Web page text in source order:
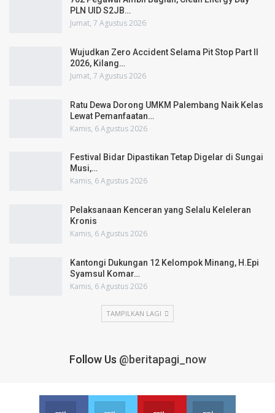
PLN UID S2JB…
Jumat, 7 Agustus 2026
Wujudkan Zero Accident Selama Pit Stop Part II
2026, Kilang…
Jumat, 7 Agustus 2026
Ratu Dewa Dorong UMKM Palembang Naik Kelas
Lewat Pemanfaatan…
Kamis, 6 Agustus 2026
Festival Bidar Dipastikan Tetap Digelar di Sungai
Musi,…
Kamis, 6 Agustus 2026
Pelaksanaan Kenceran yang Selalu Keleleran
Kronis
Kamis, 6 Agustus 2026
Kantongi Dukungan 12 Kelompok Minang, H.Epi
Syamsul Komar…
Kamis, 6 Agustus 2026
TAMPILKAN LAGI
Follow Us @beritapagi_now
Facebook Twitter Youtube